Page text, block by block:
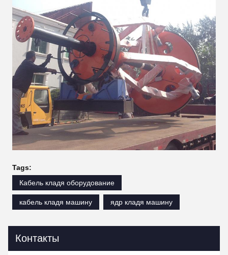
Tags:
Кабель кладя оборудование
кабель кладя машину ядр кладя машину
Контакты